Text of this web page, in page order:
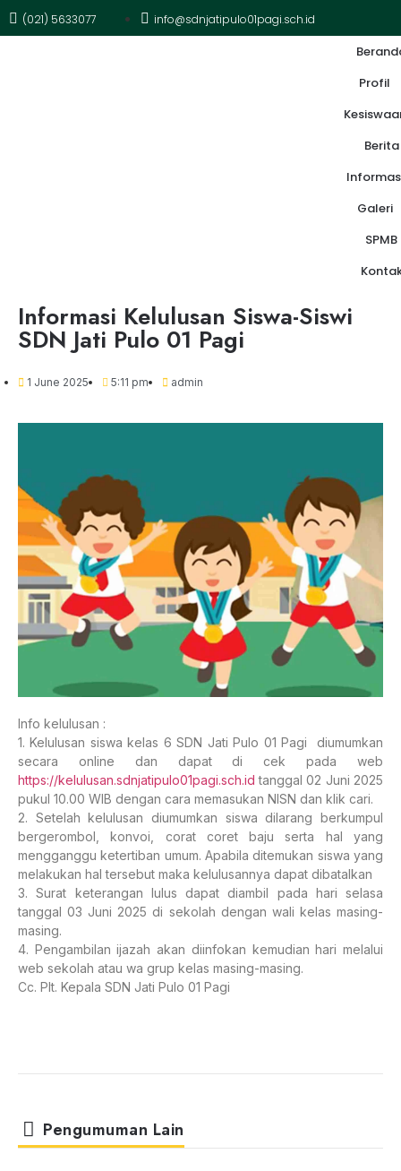
(021) 5633077 info@sdnjatipulo01pagi.sch.id
Profil
Berita
Galeri
SPMB
Informasi Kelulusan Siswa-Siswi
SDN Jati Pulo 01 Pagi
1 June 2025 5:11 pm admin
Info kelulusan :
1. Kelulusan siswa kelas 6 SDN Jati Pulo 01 Pagi diumumkan
secara online dan dapat di cek pada web
https://kelulusan.sdnjatipulo01pagi.sch.id tanggal 02 Juni 2025
pukul 10.00 WIB dengan cara memasukan NISN dan klik cari.
2. Setelah kelulusan diumumkan siswa dilarang berkumpul
bergerombol, konvoi, corat coret baju serta hal yang
mengganggu ketertiban umum. Apabila ditemukan siswa yang
melakukan hal tersebut maka kelulusannya dapat dibatalkan
3. Surat keterangan lulus dapat diambil pada hari selasa
tanggal 03 Juni 2025 di sekolah dengan wali kelas masing-
masing.
4. Pengambilan ijazah akan diinfokan kemudian hari melalui
web sekolah atau wa grup kelas masing-masing.
Cc. Plt. Kepala SDN Jati Pulo 01 Pagi
Pengumuman Lain